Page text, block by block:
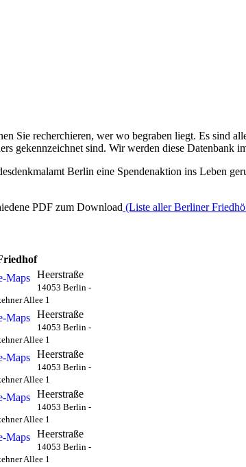
Sie recherchieren, wer wo begraben liegt. Es sind
gekennzeichnet sind. Wir werden diese Datenbank
Berlin eine Spendenaktion ins Leben
PDF zum Download (Liste aller Berliner
Heerstraße
14053 Berlin -
Allee 1
Heerstraße
14053 Berlin -
Allee 1
Heerstraße
14053 Berlin -
Allee 1
Heerstraße
14053 Berlin -
Allee 1
Heerstraße
14053 Berlin -
Allee 1